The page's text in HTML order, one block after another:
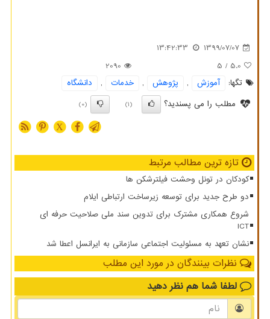
1399/07/07
13:42:33
5.0
/ 5
2090
تگها:
آموزش , پژوهش , خدمات ,
دانشگاه
مطلب را می پسندید؟
(1)
(0)
X
تازه ترین مطالب مرتبط
کودکان در تونل وحشت فیلترشکن ها
دو طرح جدید برای توسعه زیرساخت ارتباطی ایلام
شروع همکاری مشترک برای تدوین سند ملی صلاحیت حرفه ای
ICT
نشان تعهد به مسئولیت اجتماعی سازمانی به ایرانسل اعطا شد
نظرات بینندگان در مورد این مطلب
لطفا شما هم نظر دهید